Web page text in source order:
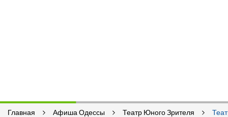
Главная Афиша Одессы Театр Юного Зрителя